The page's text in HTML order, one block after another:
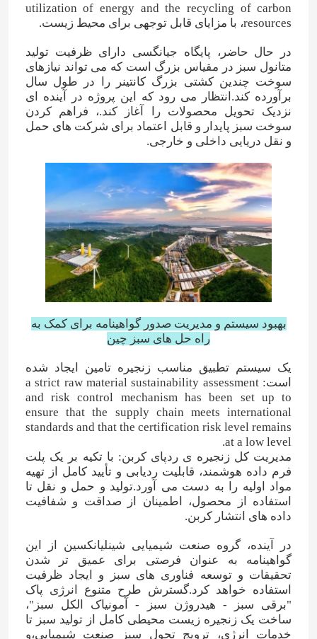
تور کارخانه
کنترل کیفیت
با ما تماس بگیرید
اخبار
موارد
کود مرکب
نیترات کلسیم آمونیوم (CAN)
ملامینه
اوره درجه خودرو
پلاستیک POM
utilization of energy and the recycling of carbon
resources، با مزایای قابل توجهی برای محیط زیست.
در حال حاضر، پایگاه جیانگسی دارای ظرفیت تولید
متانول سبز در مقیاس بزرگ است که می تواند نیازهای
سوخت چندین کشتی بزرگ کانتینر را در طول سال
برآورده کند.انتظار می رود که این پروژه در آینده ای
نزدیک تحویل محصولات را آغاز کند.، فراهم کردن
سوخت سبز پایدار و قابل اعتماد برای شرکت های حمل
و نقل دریایی داخلی و خارجی.
بهبود سیستم و مدیریت صدور گواهینامه برای کمک به
راه حل های سبز چین
یک سیستم تطبیق مناسب زنجیره تامین ایجاد شده
است: a strict raw material sustainability assessment
and risk control mechanism has been set up to
ensure that the supply chain meets international
standards and that the certification risk level remains
at a low level.
مدیریت کل زنجیره ی ردپای کربن: با تکیه بر یک پلت
فرم داده هوشمند، قابلیت ردیابی و تأیید کامل از تهیه
مواد اولیه را به دست می آورد.تولید و حمل و نقل تا
استفاده از محصول، اطمینان از صداقت و شفافیت
داده های انتشار کربن.
در آینده، گروه صنعت شیمیایی شینلیانکسین از این
گواهینامه به عنوان فرصتی برای عمیق تر شدن
تحقیقات و توسعه فناوری های سبز و ایجاد ظرفیت
استفاده خواهد کرد.گسترش طرح متنوع انرژی پاک
"برقی سبز - هیدروژن سبز - آمونیاک الکل سبز"،
ساخت یک زنجیره زیست محیطی کامل از تولید سبز تا
خدمات انرژی، ترویج تحول سبز صنعت شیمیایی،و